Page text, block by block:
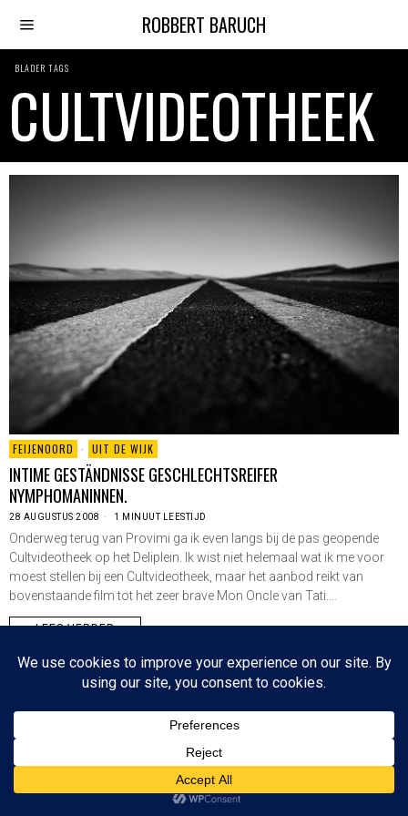
ROBBERT BARUCH
BLADER TAGS
CULTVIDEOTHEEK
FEIJENOORD · UIT DE WIJK
INTIME GESTÄNDNISSE GESCHLECHTSREIFER
NYMPHOMANINNEN.
28 AUGUSTUS 2008 1 MINUUT LEESTIJD
Onderweg terug van Provimi ga ik even langs bij de pas geopende
Cultvideotheek op het Deliplein. Ik wist niet helemaal wat ik me voor
moest stellen bij een Cultvideotheek, maar het aanbod reikt van
bovenstaande film tot het zeer brave Mon Oncle van Tati.…
LEES VERDER
Since 2003 © All Rights Reserved | Foto's Robbert Baruch tenzij anders vermeld
NIEUWSBRIEF CONTACT
BOVEN